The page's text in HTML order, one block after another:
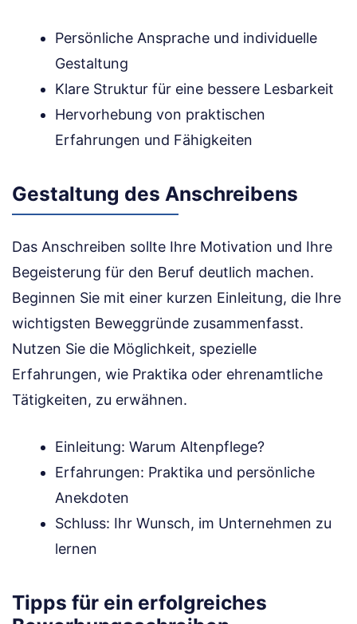
Persönliche Ansprache und individuelle
Gestaltung
Klare Struktur für eine bessere Lesbarkeit
Hervorhebung von praktischen
Erfahrungen und Fähigkeiten
Gestaltung des Anschreibens
Das Anschreiben sollte Ihre Motivation und Ihre
Begeisterung für den Beruf deutlich machen.
Beginnen Sie mit einer kurzen Einleitung, die Ihre
wichtigsten Beweggründe zusammenfasst.
Nutzen Sie die Möglichkeit, spezielle
Erfahrungen, wie Praktika oder ehrenamtliche
Tätigkeiten, zu erwähnen.
Einleitung: Warum Altenpflege?
Erfahrungen: Praktika und persönliche
Anekdoten
Schluss: Ihr Wunsch, im Unternehmen zu
lernen
Tipps für ein erfolgreiches